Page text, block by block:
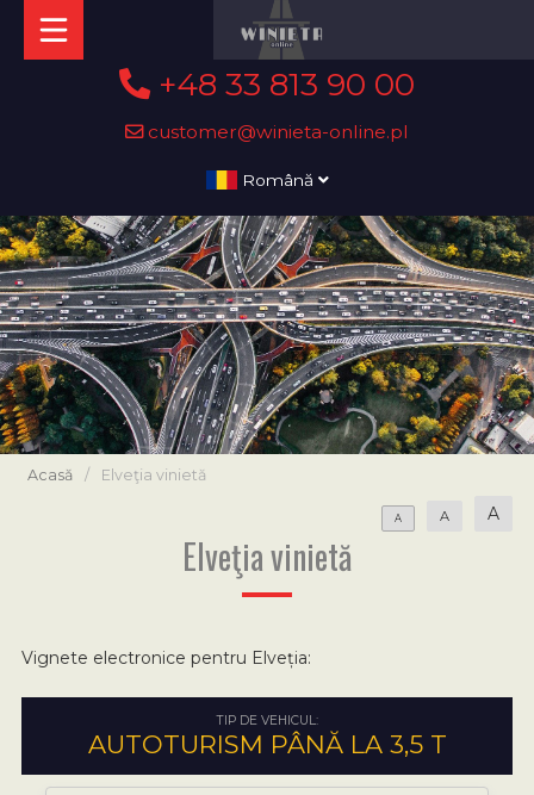
+48 33 813 90 00
customer@winieta-online.pl
Română
Acasă / Elveţia vinietă
A A A
Elveţia vinietă
Vignete electronice pentru Elveția:
TIP DE VEHICUL:
AUTOTURISM PÂNĂ LA 3,5 T